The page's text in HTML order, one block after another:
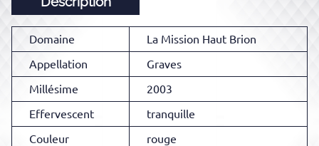
Domaine
La Mission Haut Brion
Appellation
Graves
Millésime
2003
Effervescent
tranquille
Couleur
rouge